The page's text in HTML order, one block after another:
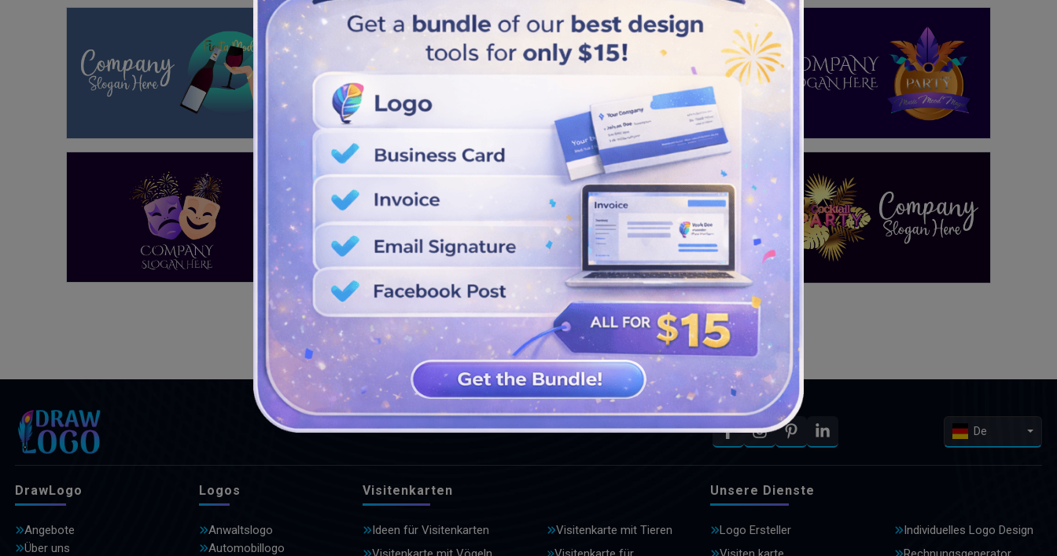
WEITERE DESIGNS ANSEHEN
De
DrawLogo
Angebote
Über uns
Logos
Anwaltslogo
Automobillogo
Visitenkarten
Ideen für Visitenkarten
Visitenkarte mit Tieren
Unsere Dienste
Logo Ersteller
Individuelles Logo Design